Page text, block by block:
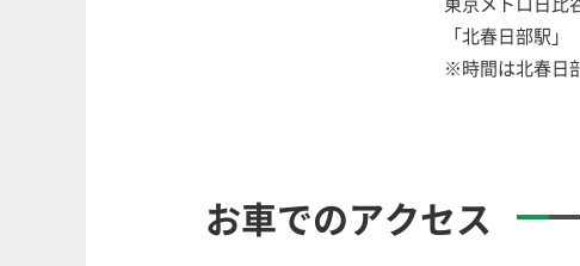
「北春日部駅
※時間は北春日
お車でのアクセス